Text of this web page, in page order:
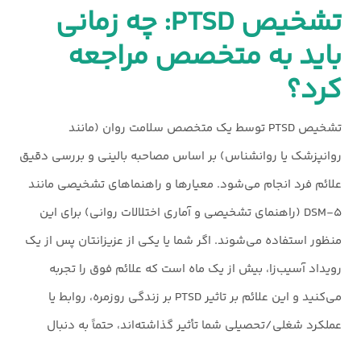
تشخیص PTSD: چه زمانی
باید به متخصص مراجعه
کرد؟
تشخیص PTSD توسط یک متخصص سلامت روان (مانند
روانپزشک یا روانشناس) بر اساس مصاحبه بالینی و بررسی دقیق
علائم فرد انجام می‌شود. معیارها و راهنماهای تشخیصی مانند
DSM-۵ (راهنمای تشخیصی و آماری اختلالات روانی) برای این
منظور استفاده می‌شوند. اگر شما یا یکی از عزیزانتان پس از یک
رویداد آسیب‌زا، بیش از یک ماه است که علائم فوق را تجربه
می‌کنید و این علائم بر تاثیر PTSD بر زندگی روزمره، روابط یا
عملکرد شغلی/تحصیلی شما تأثیر گذاشته‌اند، حتماً به دنبال